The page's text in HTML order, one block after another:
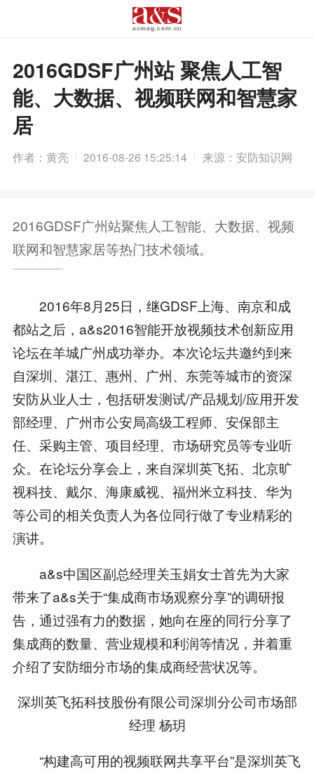
2016GDSF广州站 聚焦人工智
能、大数据、视频联网和智慧家
居
作者：黄亮 2016-08-26 15:25:14 来源：安防知识网
2016GDSF广州站聚焦人工智能、大数据、视频
联网和智慧家居等热门技术领域。
2016年8月25日，继GDSF上海、南京和成
都站之后，a&s2016智能开放视频技术创新应用
论坛在羊城广州成功举办。本次论坛共邀约到来
自深圳、湛江、惠州、广州、东莞等城市的资深
安防从业人士，包括研发测试/产品规划/应用开发
部经理、广州市公安局高级工程师、安保部主
任、采购主管、项目经理、市场研究员等专业听
众。在论坛分享会上，来自深圳英飞拓、北京旷
视科技、戴尔、海康威视、福州米立科技、华为
等公司的相关负责人为各位同行做了专业精彩的
演讲。
a&s中国区副总经理关玉娟女士首先为大家
带来了a&s关于“集成商市场观察分享”的调研报
告，通过强有力的数据，她向在座的同行分享了
集成商的数量、营业规模和利润等情况，并着重
介绍了安防细分市场的集成商经营状况等。
深圳英飞拓科技股份有限公司深圳分公司市场部
经理 杨玥
“构建高可用的视频联网共享平台”是深圳英飞